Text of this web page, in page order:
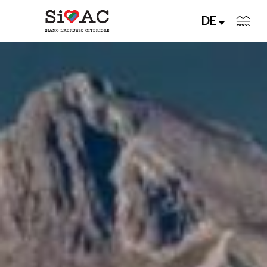
DE
L'Abruzzo Citeriore Oggi
Memoria Viva
Unisciti a Noi
Un Viaggio Indimenticabile
Chi Siamo